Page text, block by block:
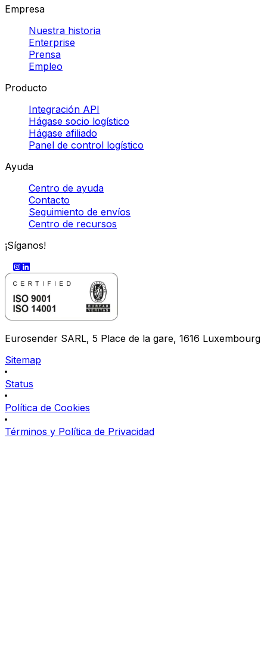
Empresa
Nuestra historia
Enterprise
Prensa
Empleo
Producto
Integración API
Hágase socio logístico
Hágase afiliado
Panel de control logístico
Ayuda
Centro de ayuda
Contacto
Seguimiento de envíos
Centro de recursos
¡Síganos!
Eurosender SARL, 5 Place de la gare, 1616 Luxembourg
Sitemap
Status
Política de Cookies
Términos y Política de Privacidad